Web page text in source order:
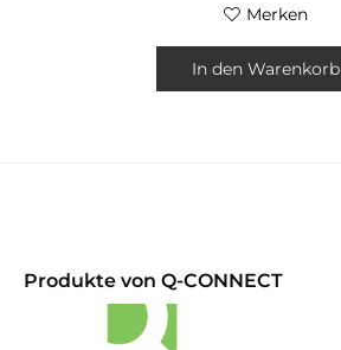
Merken
In den Warenkorb
Produkte von Q-CONNECT